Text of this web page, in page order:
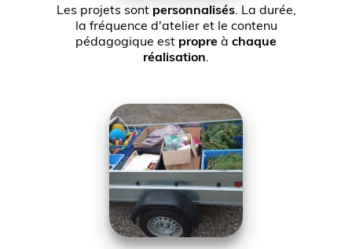
Les projets sont personnalisés. La durée,
la fréquence d'atelier et le contenu
pédagogique est propre à chaque
réalisation